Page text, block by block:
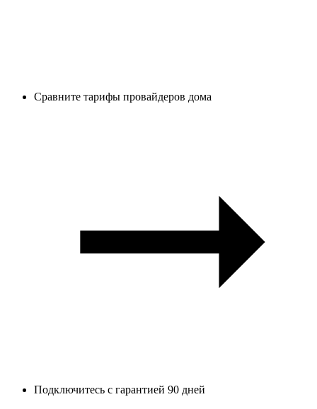
Сравните тарифы провайдеров дома
Подключитесь с гарантией 90 дней